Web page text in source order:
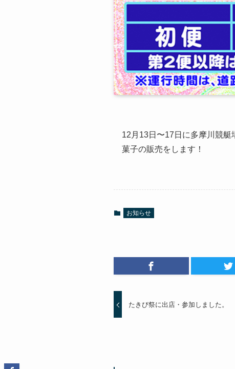
12月13日〜17日に多摩川競
菓子の販売をします！
お知らせ
たきび祭に出店・参加しました。